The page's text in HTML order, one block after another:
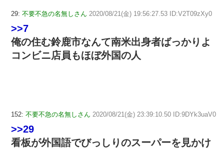
29: 不要不急の名無しさん 2020/08/21(金) 19:56:27.53 ID:V2T09zXy0
>>7
俺の住む鈴鹿市なんて南米出身者ばっかりよ
コンビニ店員もほぼ外国の人
152: 不要不急の名無しさん 2020/08/21(金) 23:39:10.50 ID:9DYk3uaV0
>>29
看板が外国語でびっしりのスーパーを見かけ